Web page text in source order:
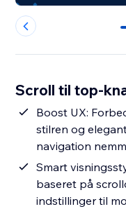
0
Scroll til top-
Boost UX:
stilren og
navigation
Smart
baseret på
indstillinger til